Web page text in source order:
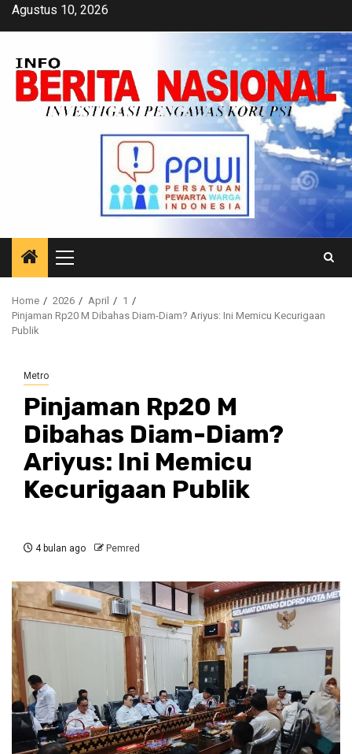
SkipAgustus 10, 2026
Primary
Menu
Home 2026 April
1
Pinjaman Rp20 M Dibahas Diam-Diam? Ariyus: Ini Memicu Kecurigaan
Publik
Metro
Pinjaman Rp20 M
Dibahas Diam-Diam?
Ariyus: Ini Memicu
Kecurigaan Publik
4 bulan ago Pemred